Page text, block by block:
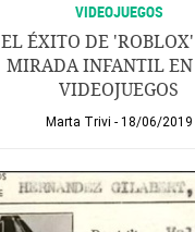
VIDEOJUEGOS
EL ÉXITO DE
MIRADA INFANTIL EN
VIDEOJUEGOS
Marta Trivi 18/06/2019